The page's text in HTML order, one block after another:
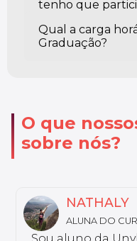
tenho que
Qual a carga
Graduação?
O que
sobre nós?
MARIA
ALUNA DO
DE LEITURA E